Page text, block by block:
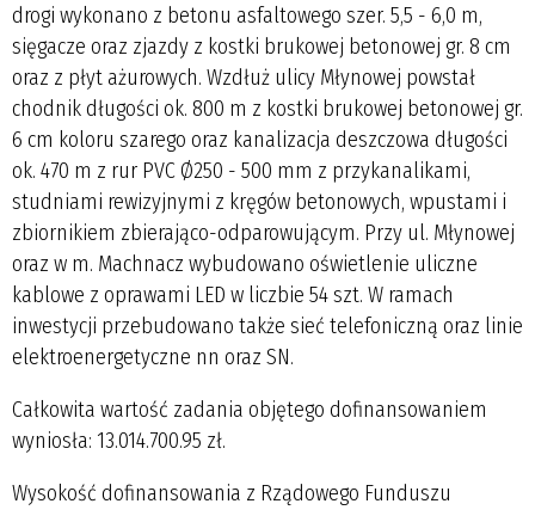
drogi wykonano z betonu asfaltowego szer. 5,5 - 6,0 m,
sięgacze oraz zjazdy z kostki brukowej betonowej gr. 8 cm
oraz z płyt ażurowych. Wzdłuż ulicy Młynowej powstał
chodnik długości ok. 800 m z kostki brukowej betonowej gr.
6 cm koloru szarego oraz kanalizacja deszczowa długości
ok. 470 m z rur PVC Ø250 - 500 mm z przykanalikami,
studniami rewizyjnymi z kręgów betonowych, wpustami i
zbiornikiem zbierająco-odparowującym. Przy ul. Młynowej
oraz w m. Machnacz wybudowano oświetlenie uliczne
kablowe z oprawami LED w liczbie 54 szt. W ramach
inwestycji przebudowano także sieć telefoniczną oraz linie
elektroenergetyczne nn oraz SN.
Całkowita wartość zadania objętego dofinansowaniem
wyniosła: 13.014.700.95 zł.
Wysokość dofinansowania z Rządowego Funduszu